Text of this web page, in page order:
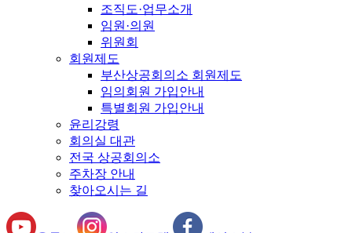
조직도·업무소개
임원·의원
위원회
회원제도
부산상공회의소 회원제도
임의회원 가입안내
특별회원 가입안내
윤리강령
회의실 대관
전국 상공회의소
주차장 안내
찾아오시는 길